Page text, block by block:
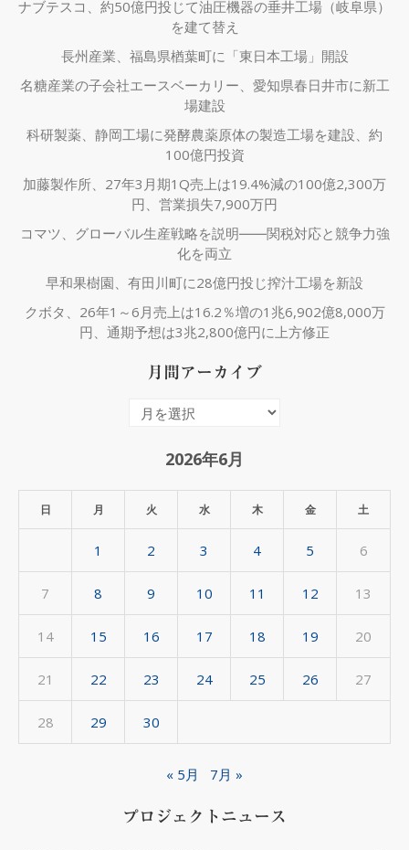
ナブテスコ、約50億円投じて油圧機器の垂井工場（岐阜県）
を建て替え
長州産業、福島県楢葉町に「東日本工場」開設
名糖産業の子会社エースベーカリー、愛知県春日井市に新工
場建設
科研製薬、静岡工場に発酵農薬原体の製造工場を建設、約
100億円投資
加藤製作所、27年3月期1Q売上は19.4%減の100億2,300万
円、営業損失7,900万円
コマツ、グローバル生産戦略を説明――関税対応と競争力強
化を両立
早和果樹園、有田川町に28億円投じ搾汁工場を新設
クボタ、26年1～6月売上は16.2％増の1兆6,902億8,000万
円、通期予想は3兆2,800億円に上方修正
月間アーカイブ
イ
2026年6月
日 月 火 水 木 金 土
1 2 3 4 5 6
7 8 9 10 11 12 13
14 15 16 17 18 19 20
21 22 23 24 25 26 27
28 29 30
« 5月 7月 »
プロジェクトニュース